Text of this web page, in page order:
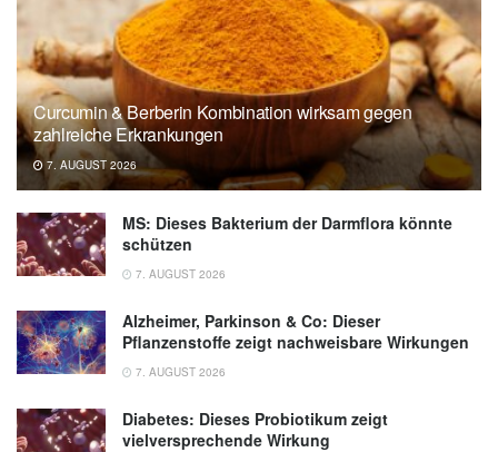
Curcumin & Berberin Kombination wirksam gegen
zahlreiche Erkrankungen
7. AUGUST 2026
MS: Dieses Bakterium der Darmflora könnte
schützen
7. AUGUST 2026
Alzheimer, Parkinson & Co: Dieser
Pflanzenstoffe zeigt nachweisbare Wirkungen
7. AUGUST 2026
Diabetes: Dieses Probiotikum zeigt
vielversprechende Wirkung